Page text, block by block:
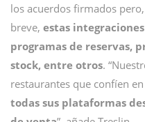
los acuerdos firmados
breve, estas
programas de reservas,
stock, entre otros.
restaurantes que confíen
todas sus plataformas